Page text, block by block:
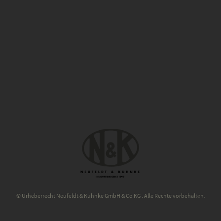
© Urheberrecht Neufeldt & Kuhnke GmbH & Co KG . Alle Rechte vorbehalten.